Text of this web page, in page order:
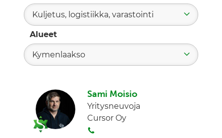
Kuljetus, logistiikka, varastointi
Alueet
Kymenlaakso
Sami Moisio
Yritysneuvoja
Cursor Oy